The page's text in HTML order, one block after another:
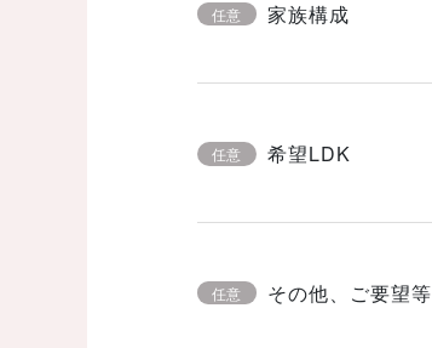
任意 家族構成
任意 希望LDK
任意 その他、ご要望等